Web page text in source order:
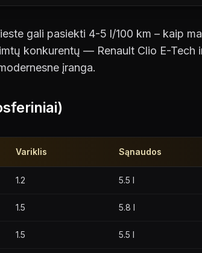
gali pasiekti 4-5 l/100 km – kaip
konkurentų — Renault Clio E-Tech
įranga.
Variklis Sąnaudos
1.2 5.5 l
1.5 5.8 l
1.5 5.5 l